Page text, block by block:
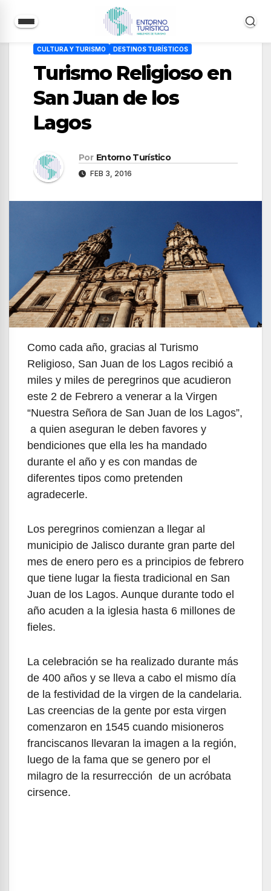
CULTURA Y TURISMO DESTINOS TURÍSTICOS
Turismo Religioso en
San Juan de los
Lagos
Por Entorno Turístico
FEB 3, 2016
Como cada año, gracias al Turismo
Religioso, San Juan de los Lagos recibió a
miles y miles de peregrinos que acudieron
este 2 de Febrero a venerar a la Virgen
“Nuestra Señora de San Juan de los Lagos”,
a quien aseguran le deben favores y
bendiciones que ella les ha mandado
durante el año y es con mandas de
diferentes tipos como pretenden
agradecerle.
Los peregrinos comienzan a llegar al
municipio de Jalisco durante gran parte del
mes de enero pero es a principios de febrero
que tiene lugar la fiesta tradicional en San
Juan de los Lagos. Aunque durante todo el
año acuden a la iglesia hasta 6 millones de
fieles.
La celebración se ha realizado durante más
de 400 años y se lleva a cabo el mismo día
de la festividad de la virgen de la candelaria.
Las creencias de la gente por esta virgen
comenzaron en 1545 cuando misioneros
franciscanos llevaran la imagen a la región,
luego de la fama que se genero por el
milagro de la resurrección de un acróbata
cirsence.